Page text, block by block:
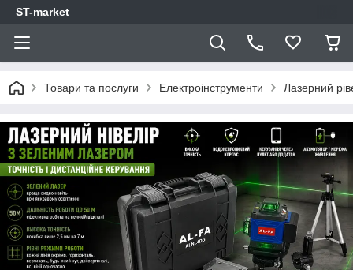
ST-market
Товари та послуги Електроінструменти Лазерний